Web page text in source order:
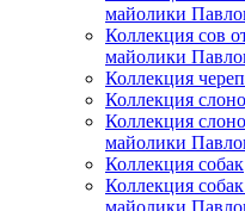
майолики
Коллекция сов
майолики
Коллекция
Коллекция
Коллекция
майолики
Коллекция собак
Коллекция
майолики